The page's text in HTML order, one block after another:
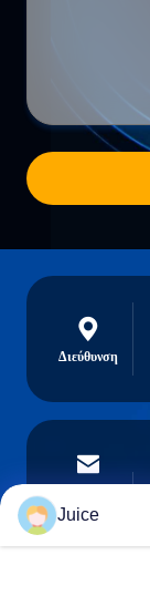
Διεύθυνση
ταχυδρομείο
Juice